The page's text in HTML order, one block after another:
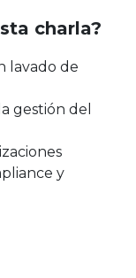
charla?
lavado de
gestión del
y